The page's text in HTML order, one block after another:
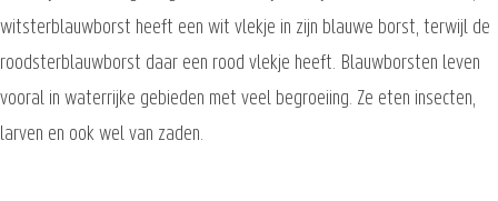
witsterblauwborst heeft een wit vlekje in zijn blauwe borst, terwijl de
roodsterblauwborst daar een rood vlekje heeft. Blauwborsten leven
vooral in waterrijke gebieden met veel begroeiing. Ze eten insecten,
larven en ook wel van zaden.